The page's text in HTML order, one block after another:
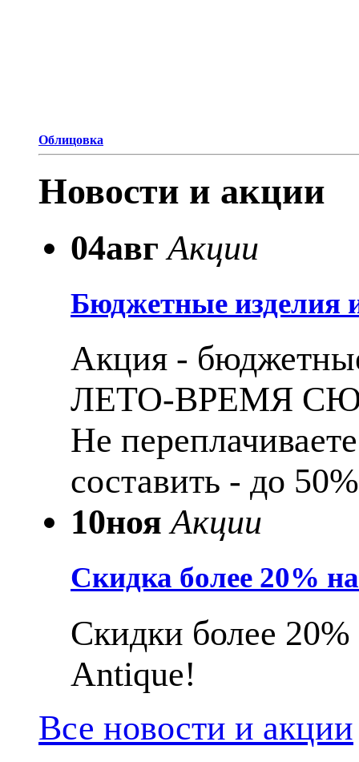
Облицовка
Новости и акции
04авг Акции
Бюджетные изделия
Акция -
ЛЕТО-ВРЕМЯ
Не
составить - до
10ноя Акции
Скидка более 20%
Скидки более
Antique!
Все новости и акции